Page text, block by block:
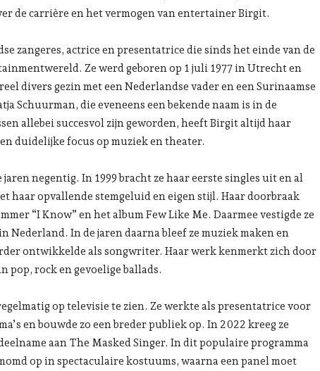
de carrière en het vermogen van entertainer Birgit.
zangeres, actrice en presentatrice die sinds het einde van de
Ze werd geboren op 1 juli 1977 in Utrecht en
divers gezin met een Nederlandse vader en een Surinaamse
Schuurman, die eveneens een bekende naam is in de
allebei succesvol zijn geworden, heeft Birgit altijd haar
duidelijke focus op muziek en theater.
negentig. In 1999 bracht ze haar eerste singles uit en al
haar opvallende stemgeluid en eigen stijl. Haar doorbraak
“I Know” en het album Few Like Me. Daarmee vestigde ze
Nederland. In de jaren daarna bleef ze muziek maken en
ontwikkelde als songwriter. Haar werk kenmerkt zich door
pop, rock en gevoelige ballads.
op televisie te zien. Ze werkte als presentatrice voor
en bouwde zo een breder publiek op. In 2022 kreeg ze
aan The Masked Singer. In dit populaire programma
op in spectaculaire kostuums, waarna een panel moet